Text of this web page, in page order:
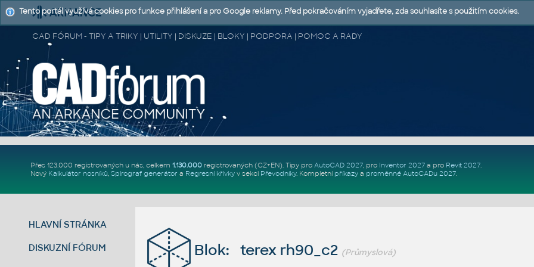
CAD FÓRUM - TIPY A TRIKY | UTILITY | DISKUZE | BLOKY | PODPORA | POMOC A RADY
Přes 123.000 registrovaných u nás, celkem 1.130.000registrovaných (CZ+EN). Tipy pro AutoCAD 2027, pro Inventor 2027a pro Revit 2027.
Nový Kalkulátor nosníků, Spirograf generátor a Regresní křivkyv sekci Převodníky. Kompletní příkazya proměnné AutoCADu 2027.
HLAVNÍ STRÁNKA
DISKUZNÍ FÓRUM Blok: terex rh90_c2 (Průmyslová)
Tento portál využívá cookies pro funkce přihlášení a pro Google reklamy. Před pokračováním vyjadřete, zda souhlasíte s použitím cookies.